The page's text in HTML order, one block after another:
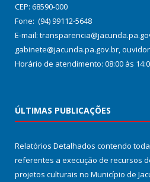
CEP: 68590-000
Fone: (94) 99112-5648
E-mail:
gabinete@jacunda.pa.gov.br,
Horário de atendimento: 08:00 às
ÚLTIMAS PUBLICAÇÕES
Relatórios Detalhados contendo
referentes a execução de recursos
projetos culturais no Município de